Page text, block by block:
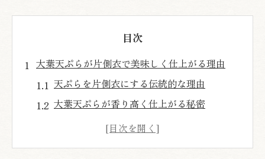
目次
大葉天ぷらが片側衣で美味しく仕上がる理由
天ぷらを片側衣にする伝統的な理由
大葉天ぷらが香り高く仕上がる秘密
片面衣が大葉天ぷらの見栄えを高める理由